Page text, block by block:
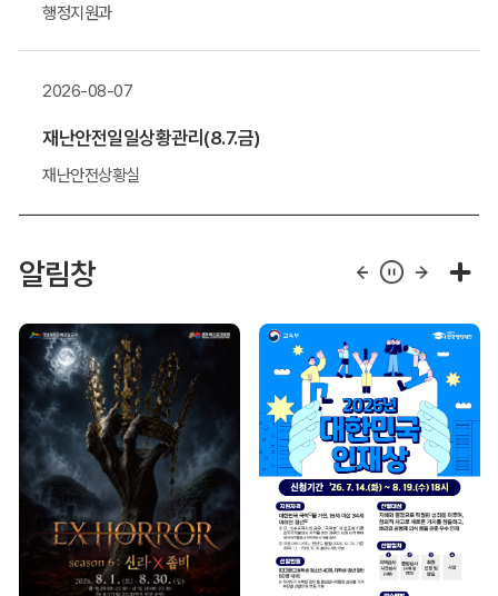
행정지원과
2026-08-07
재난안전일일상황관리(8.7.금)
재난안전상황실
알림창